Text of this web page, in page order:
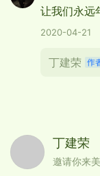
戏台前面摆
让我们永远
2020-04-21
丁建荣
丁建荣
邀请你来